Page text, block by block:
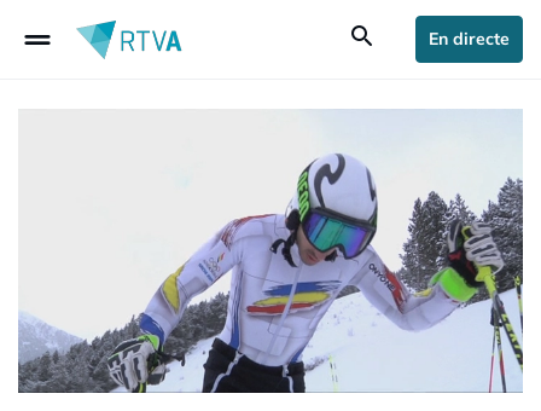
drag_handle search En directe